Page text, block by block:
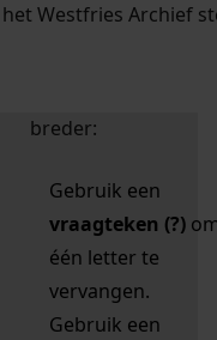
Westfries Archief
uw zoekopdracht te
breder:
Gebruik een
vraagteken (?)
één letter te
vervangen.
Gebruik een